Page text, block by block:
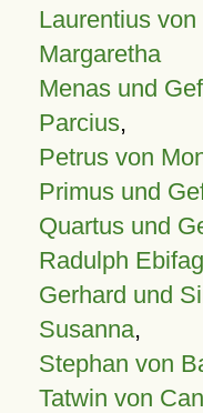
Laurentius
Margaretha
Menas und
Parcius,
Petrus von
Primus und
Quartus und
Radulph
Gerhard und
Susanna,
Stephan von
Tatwin von